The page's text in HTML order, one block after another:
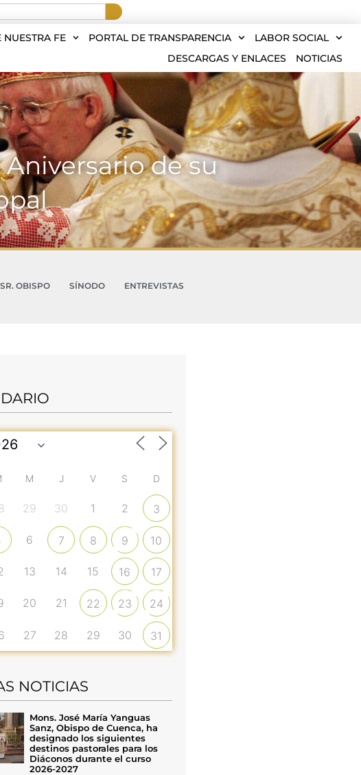
NUESTRA FE PORTAL DE TRANSPARENCIA
LABOR SOCIAL
DESCARGAS Y ENLACES
NOTICIAS
Aniversario de su
SR. OBISPO SÍNODO
ENTREVISTAS
M J V S D
29 30 1 2 3
6 7 8 9 10
13 14 15 16 17
20 21 22 23 24
27 28 29 30 31
NOTICIAS
Mons. José María Yanguas
Sanz, Obispo de Cuenca, ha
designado los siguientes
destinos pastorales para los
Diáconos durante el curso
2026-2027